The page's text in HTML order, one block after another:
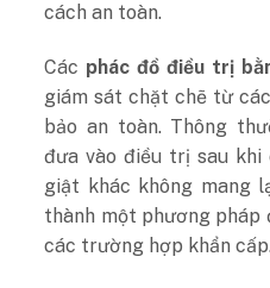
cách an toàn.
Các phác đồ điều trị
giám sát chặt chẽ từ
bảo an toàn. Thông
đưa vào điều trị sau
giật khác không mang
thành một phương
các trường hợp khẩn